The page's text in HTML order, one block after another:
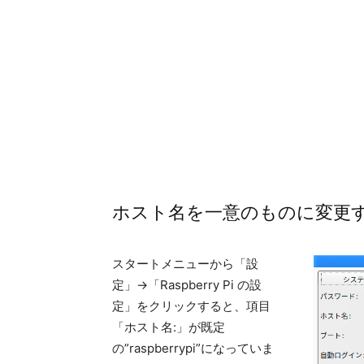
ホスト名を一意のものに変更
スタートメニューから「設
定」→「Raspberry Pi の設
定」をクリックすると、項目
「ホスト名:」が既定
の”raspberrypi”になっていま